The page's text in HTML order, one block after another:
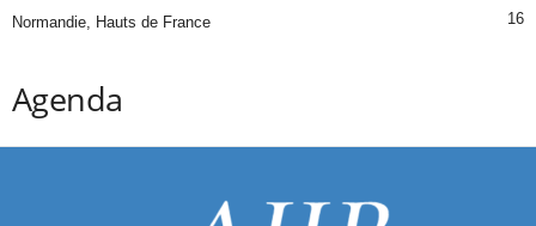
Normandie, Hauts de France 16
Agenda